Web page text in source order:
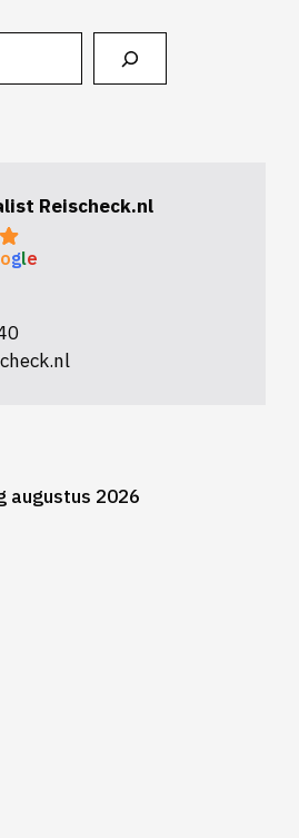
Reischeck.nl
ogle
augustus 2026